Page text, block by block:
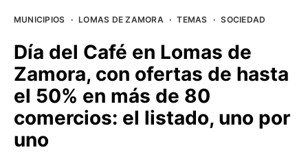
BUENOS AIRES
PROVINCIAS
MUNICIPIOS · LOMAS DE ZAMORA · TEMAS · SOCIEDAD
Día del Café en Lomas de
Zamora, con ofertas de hasta
el 50% en más de 80
comercios: el listado, uno por
uno